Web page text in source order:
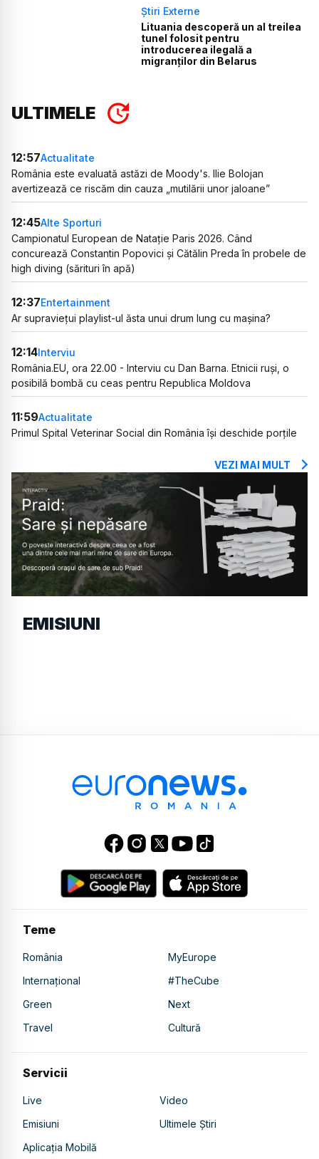
Știri Externe
Lituania descoperă un al treilea
tunel folosit pentru
introducerea ilegală a
migranților din Belarus
ULTIMELE
12:57Actualitate
România este evaluată astăzi de Moody's. Ilie Bolojan
avertizează ce riscăm din cauza „mutilării unor jaloane”
12:45Alte Sporturi
Campionatul European de Natație Paris 2026. Când
concurează Constantin Popovici și Cătălin Preda în probele de
high diving (sărituri în apă)
12:37Entertainment
Ar supraviețui playlist-ul ăsta unui drum lung cu mașina?
12:14Interviu
România.EU, ora 22.00 - Interviu cu Dan Barna. Etnicii ruși, o
posibilă bombă cu ceas pentru Republica Moldova
11:59Actualitate
Primul Spital Veterinar Social din România își deschide porțile
VEZI MAI MULT
EMISIUNI
Teme
România
MyEurope
Internațional
#TheCube
Green
Next
Travel
Cultură
Servicii
Live
Video
Emisiuni
Ultimele Știri
Aplicația Mobilă